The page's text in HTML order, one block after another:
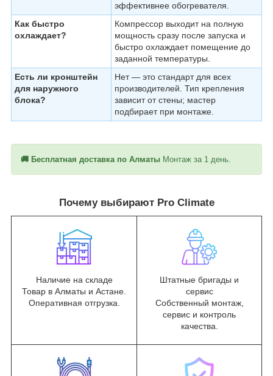
эффективнее обогревателя.
Как быстро
охлаждает?
Компрессор выходит на полную
мощность сразу после запуска и
быстро охлаждает помещение до
заданной температуры.
Есть ли кронштейн
для наружного
блока?
Нет — это стандарт для всех
производителей. Тип крепления
зависит от стены; мастер
подбирает при монтаже.
🚚 Бесплатная доставка по Алматы Монтаж за 1 день.
Почему выбирают Pro Climate
Наличие на складе
Товар в Алматы и Астане.
Оперативная отгрузка.
Штатные бригады и
сервис
Собственный монтаж,
сервис и контроль
качества.